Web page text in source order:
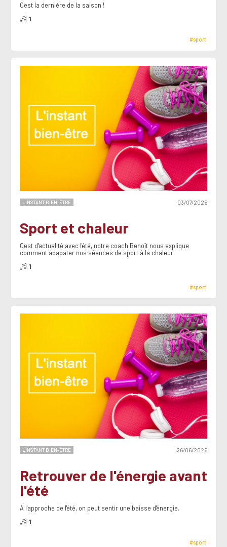
C'est la dernière de la saison !
1
#sport
L'INSTANT BIEN-ÊTRE 03/07/2026
Sport et chaleur
C'est d'actualité avec l'été, notre coach Benoît nous explique
comment adapater nos séances de sport à la chaleur.
1
#sport
L'INSTANT BIEN-ÊTRE 26/06/2026
Retrouver de l'énergie avant
l'été
A l'approche de l'été, on peut sentir une baisse d'énergie.
1
#sport